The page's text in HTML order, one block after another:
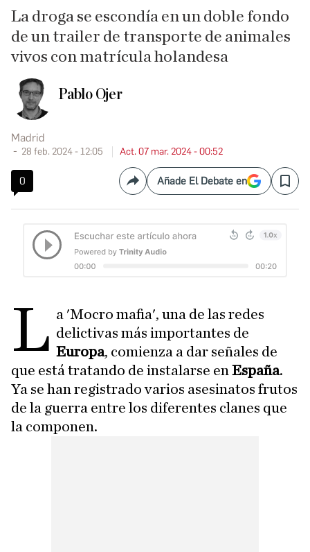
La droga se escondía en un doble fondo
de un trailer de transporte de animales
vivos con matrícula holandesa
Pablo Ojer
Madrid
28 feb. 2024 - 12:05 Act. 07 mar. 2024 - 00:52
0 CompartirAñade El Debate en Save
L a 'Mocro mafia', una de las redes
delictivas más importantes de
Europa, comienza a dar señales de
que está tratando de instalarse en España.
Ya se han registrado varios asesinatos frutos
de la guerra entre los diferentes clanes que
la componen.